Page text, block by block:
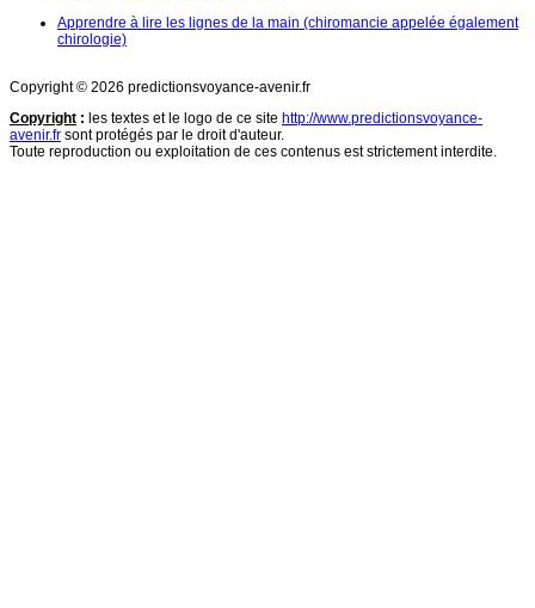
Apprendre à lire les lignes de la main (chiromancie appelée également
chirologie)
Copyright © 2026 predictionsvoyance-avenir.fr
Copyright : les textes et le logo de ce site http://www.predictionsvoyance-
avenir.fr sont protégés par le droit d'auteur.
Toute reproduction ou exploitation de ces contenus est strictement interdite.